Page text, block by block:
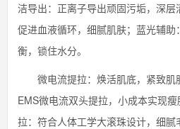
洁导出：正离子导出顽固污垢，深
促进血液循环，细腻肌肤；蓝光辅
衡，锁住水分。
微电流提拉：焕活肌底，紧致肌
EMS微电流双头提拉，小成本实现
拉：符合人体工学大滚珠设计，细